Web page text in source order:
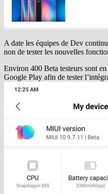
A date les équipes de Dev
non de tester les nouvelles
Environ 400 Beta testeurs sont
Google Play afin de tester